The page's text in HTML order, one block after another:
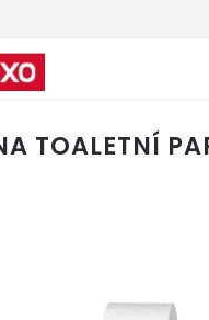
TOALETNÍ